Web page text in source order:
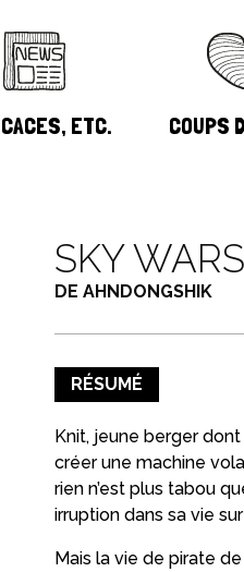
ETC. COUPS
SKY
DE AHNDONGSHIK
RÉSUMÉ
Knit, jeune berger dont
créer une machine
rien n’est plus tabou
irruption dans sa vie
Mais la vie de pirate